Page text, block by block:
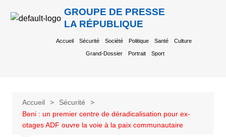
GROUPE DE PRESSE
LA RÉPUBLIQUE
Accueil Sécurité Société Politique Santé Culture
Grand-Dossier Portrait Sport
Accueil
Sécurité
Beni : un premier centre de déradicalisation pour ex-
otages ADF ouvre la voie à la paix communautaire